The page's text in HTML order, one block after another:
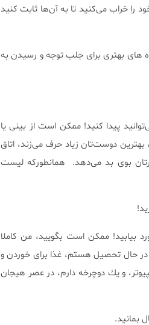
را خراب می‌كنید تا به آن‌ها ثابت كنید
راه های بهتری برای جلب توجه و رسیدن به
پیدا كنید! ممكن است از بینی یا
بهترین دوست‌تان زیاد حرف می‌زند، اتاق
بوی بد می‌دهد. همانطوركه لیست
بیابید! ممكن است بگویید، من كاملا
حال تحصیل هستم، غذا برای خوردن و
و یك دوچرخه دارم، در عصر هیجان
بمانید.